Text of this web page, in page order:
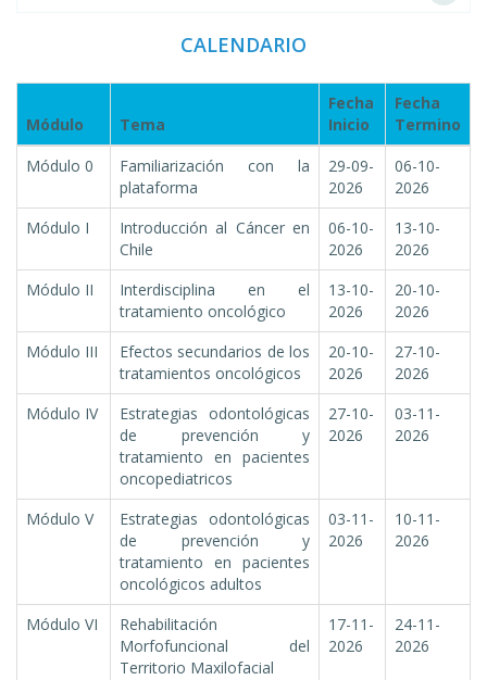
CALENDARIO
Módulo Tema
Fecha
Inicio
Fecha
Termino
Módulo 0
Familiarización con la
plataforma
29-09-
2026
06-10-
2026
Módulo I
Introducción al Cáncer en
Chile
06-10-
2026
13-10-
2026
Módulo II
Interdisciplina en el
tratamiento oncológico
13-10-
2026
20-10-
2026
Módulo III
Efectos secundarios de los
tratamientos oncológicos
20-10-
2026
27-10-
2026
Módulo IV
Estrategias odontológicas
de prevención y
tratamiento en pacientes
oncopediatricos
27-10-
2026
03-11-
2026
Módulo V
Estrategias odontológicas
de prevención y
tratamiento en pacientes
oncológicos adultos
03-11-
2026
10-11-
2026
Módulo VI
Rehabilitación
Morfofuncional del
Territorio Maxilofacial
17-11-
2026
24-11-
2026